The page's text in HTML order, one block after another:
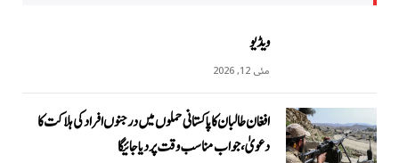
ویڈیو
مئی 12, 2026
افغان طالبان کا پاکستانی حملوں میں درجنوں افراد کی ہلاکت کا
دعویٰ، جواب مناسب وقت پر دیا جائیگا